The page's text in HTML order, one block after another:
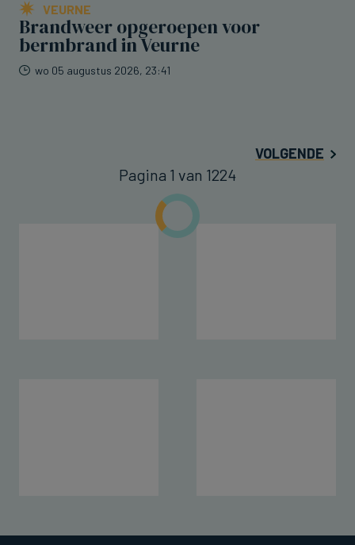
VEURNE
Brandweer opgeroepen voor
bermbrand in Veurne
wo 05 augustus 2026, 23:41
VOLGENDE
Pagina 1 van 1224